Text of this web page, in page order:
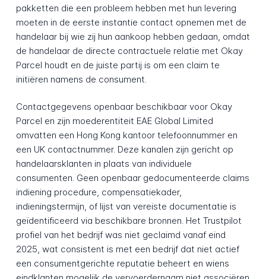
pakketten die een probleem hebben met hun levering
moeten in de eerste instantie contact opnemen met de
handelaar bij wie zij hun aankoop hebben gedaan, omdat
de handelaar de directe contractuele relatie met Okay
Parcel houdt en de juiste partij is om een claim te
initiëren namens de consument.
Contactgegevens openbaar beschikbaar voor Okay
Parcel en zijn moederentiteit EAE Global Limited
omvatten een Hong Kong kantoor telefoonnummer en
een UK contactnummer. Deze kanalen zijn gericht op
handelaarsklanten in plaats van individuele
consumenten. Geen openbaar gedocumenteerde claims
indiening procedure, compensatiekader,
indieningstermijn, of lijst van vereiste documentatie is
geïdentificeerd via beschikbare bronnen. Het Trustpilot
profiel van het bedrijf was niet geclaimd vanaf eind
2025, wat consistent is met een bedrijf dat niet actief
een consumentgerichte reputatie beheert en wiens